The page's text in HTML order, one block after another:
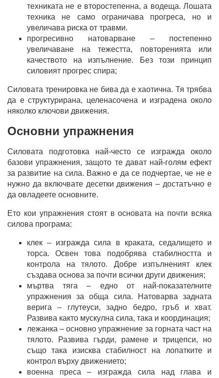
техниката не е второстепенна, а водеща. Лошата
техника не само ограничава прогреса, но и
увеличава риска от травми.
прогресивно натоварване – постепенно
увеличаване на тежестта, повторенията или
качеството на изпълнение. Без този принцип
силовият прогрес спира;
Силовата тренировка не бива да е хаотична. Тя трябва
да е структурирана, целенасочена и изградена около
няколко ключови движения.
Основни упражнения
Силовата подготовка най-често се изгражда около
базови упражнения, защото те дават най-голям ефект
за развитие на сила. Важно е да се подчертае, че не е
нужно да включвате десетки движения – достатъчно е
да овладеете основните.
Ето кои упражнения стоят в основата на почти всяка
силова програма:
клек – изгражда сила в краката, седалището и
торса. Освен това подобрява стабилността и
контрола на тялото. Добре изпълненият клек
създава основа за почти всички други движения;
мъртва тяга – едно от най-показателните
упражнения за обща сила. Натоварва задната
верига – глутеуси, задно бедро, гръб и хват.
Развива както мускулна сила, така и координация;
лежанка – основно упражнение за горната част на
тялото. Развива гърди, рамене и трицепси, но
също така изисква стабилност на лопатките и
контрол върху движението;
военна преса – изгражда сила над глава и